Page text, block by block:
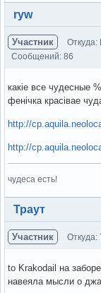
Вне форума
ryw
Участник Откуда:
Сообщений: 86
какіе все чудесные
фенічка красівае
http://
http://
чудеса есть!
Вне форума
Траут
Участник Откуда:
to Krakodail на
навеяла мысли о